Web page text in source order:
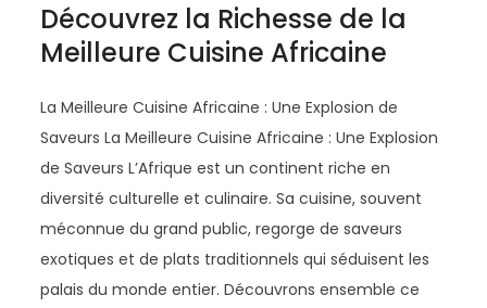
Découvrez la Richesse de la
Meilleure Cuisine Africaine
La Meilleure Cuisine Africaine : Une Explosion de
Saveurs La Meilleure Cuisine Africaine : Une Explosion
de Saveurs L’Afrique est un continent riche en
diversité culturelle et culinaire. Sa cuisine, souvent
méconnue du grand public, regorge de saveurs
exotiques et de plats traditionnels qui séduisent les
palais du monde entier. Découvrons ensemble ce